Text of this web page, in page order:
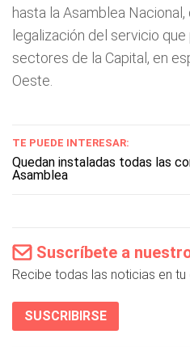
hasta la Asamblea
legalización del servicio
sectores de la Capital, en
Oeste.
TE PUEDE INTERESAR:
Quedan instaladas todas las
Asamblea
Suscríbete a
Recibe todas las noticias en tu
SUSCRIBIRSE